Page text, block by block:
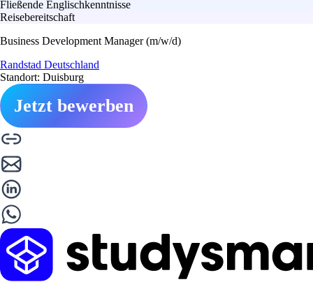
Fließende Englischkenntnisse
Reisebereitschaft
Business Development Manager (m/w/d)
Randstad Deutschland
Standort: Duisburg
Jetzt bewerben